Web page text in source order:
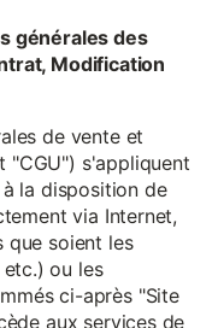
générales des
Modification
de vente et
"CGU") s'appliquent
la disposition de
via Internet,
que soient les
ou les
ci-après "Site
aux services de